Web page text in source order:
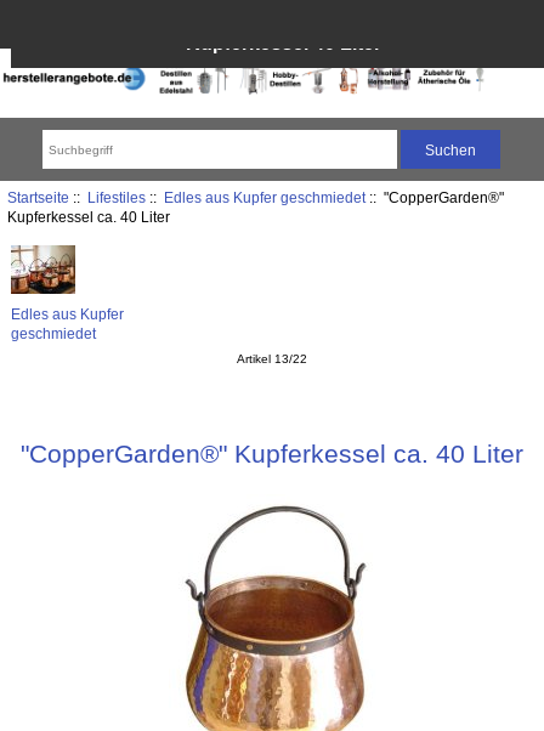
Startseite :: Lifestiles:: Edles aus Kupfer geschmiedet:: "CopperGarden®"
Kupferkessel ca. 40 Liter
Edles aus Kupfer
geschmiedet
Artikel 13/22
"CopperGarden®" Kupferkessel ca. 40 Liter